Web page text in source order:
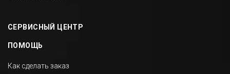
СЕРВИСНЫЙ ЦЕНТР
ПОМОЩЬ
Как сделать заказ